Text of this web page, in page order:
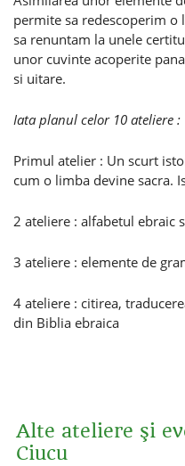
permite sa redescoperim o
sa renuntam la unele
unor cuvinte acoperite
si uitare.
Iata planul celor 10 ateliere :
Primul atelier : Un scurt
cum o limba devine sacra.
2 ateliere : alfabetul ebraic
3 ateliere : elemente de
4 ateliere : citirea,
din Biblia ebraica
Alte ateliere şi
Ciucu